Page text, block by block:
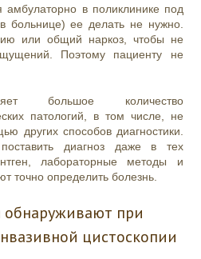
амбулаторно в поликлинике под
больнице) ее делать не нужно.
или общий наркоз, чтобы не
Поэтому пациенту не
большое количество
патологий, в том числе, не
других способов диагностики.
поставить диагноз даже в тех
лабораторные методы и
точно определить болезнь.
обнаруживают при
цистоскопии